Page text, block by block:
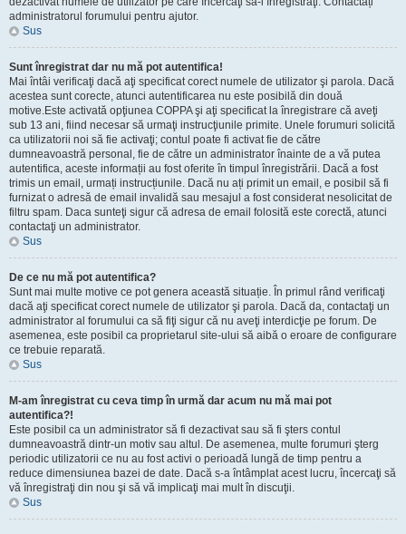
administratorul forumului pentru ajutor.
Sus
Sunt înregistrat dar nu mă pot autentifica!
Mai întâi verificaţi dacă aţi specificat corect numele de utilizator şi parola. Dacă
acestea sunt corecte, atunci autentificarea nu este posibilă din două
motive.Este activată opţiunea COPPA şi aţi specificat la înregistrare că aveţi
sub 13 ani, fiind necesar să urmaţi instrucţiunile primite. Unele forumuri solicită
ca utilizatorii noi să fie activaţi; contul poate fi activat fie de către
dumneavoastră personal, fie de către un administrator înainte de a vă putea
autentifica, aceste informații au fost oferite în timpul înregistrării. Dacă a fost
trimis un email, urmați instrucțiunile. Dacă nu ați primit un email, e posibil să fi
furnizat o adresă de email invalidă sau mesajul a fost considerat nesolicitat de
filtru spam. Daca sunteţi sigur că adresa de email folosită este corectă, atunci
contactaţi un administrator.
Sus
De ce nu mă pot autentifica?
Sunt mai multe motive ce pot genera această situație. În primul rând verificaţi
dacă aţi specificat corect numele de utilizator şi parola. Dacă da, contactaţi un
administrator al forumului ca să fiţi sigur că nu aveţi interdicţie pe forum. De
asemenea, este posibil ca proprietarul site-ului să aibă o eroare de configurare
ce trebuie reparată.
Sus
M-am înregistrat cu ceva timp în urmă dar acum nu mă mai pot
autentifica?!
Este posibil ca un administrator să fi dezactivat sau să fi şters contul
dumneavoastră dintr-un motiv sau altul. De asemenea, multe forumuri şterg
periodic utilizatorii ce nu au fost activi o perioadă lungă de timp pentru a
reduce dimensiunea bazei de date. Dacă s-a întâmplat acest lucru, încercaţi să
vă înregistraţi din nou şi să vă implicaţi mai mult în discuţii.
Sus